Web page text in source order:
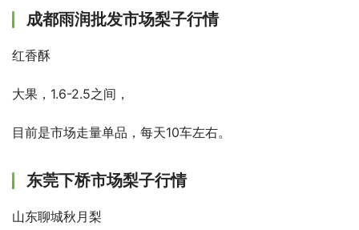
成都雨润批发市场梨子行情
红香酥
大果，1.6-2.5之间，
目前是市场走量单品，每天10车左右。
东莞下桥市场梨子行情
山东聊城秋月梨